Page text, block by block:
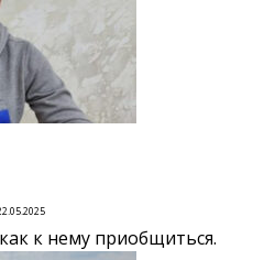
к нему приобщиться.